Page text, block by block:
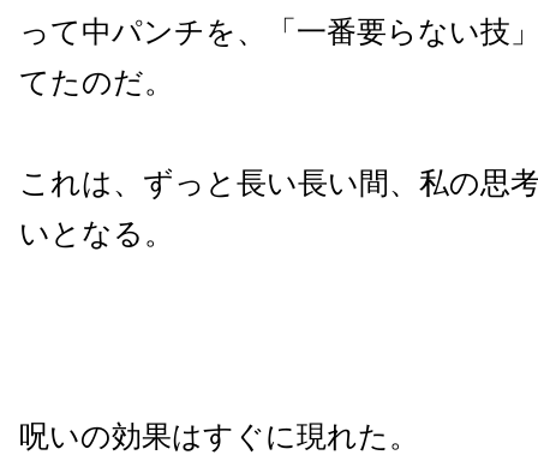
って中パンチを、「一番要らない技
てたのだ。
これは、ずっと長い長い間、私の思
いとなる。
呪いの効果はすぐに現れた。